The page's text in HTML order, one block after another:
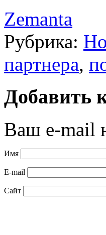
Zemanta
Рубрика:
партнера,
Добавить
Ваш e-mail
Имя
E-mail
Сайт